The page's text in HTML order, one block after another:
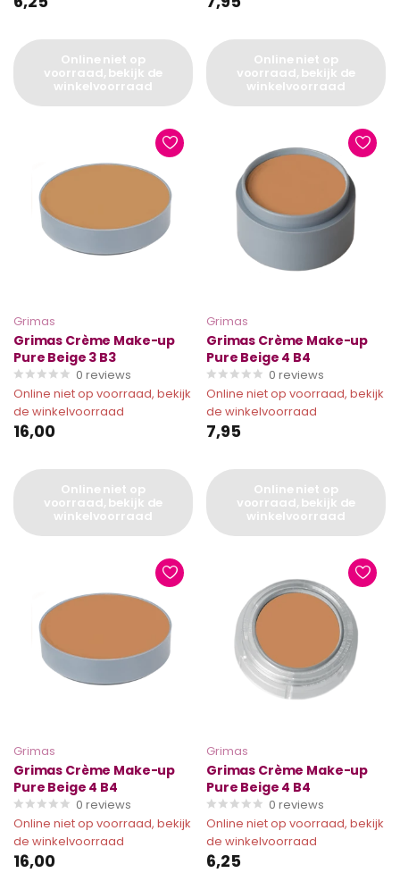
Online niet op
voorraad, bekijk de
winkelvoorraad
Online niet op
voorraad, bekijk de
winkelvoorraad
Grimas
Grimas Crème Make-up
Pure Beige 3 B3
0 reviews
Online niet op voorraad, bekijk
de winkelvoorraad
16,00
Online niet op
voorraad, bekijk de
winkelvoorraad
Grimas
Grimas Crème Make-up
Pure Beige 4 B4
0 reviews
Online niet op voorraad, bekijk
de winkelvoorraad
7,95
Online niet op
voorraad, bekijk de
winkelvoorraad
Grimas
Grimas Crème Make-up
Pure Beige 4 B4
0 reviews
Online niet op voorraad, bekijk
de winkelvoorraad
16,00
Grimas
Grimas Crème Make-up
Pure Beige 4 B4
0 reviews
Online niet op voorraad, bekijk
de winkelvoorraad
6,25